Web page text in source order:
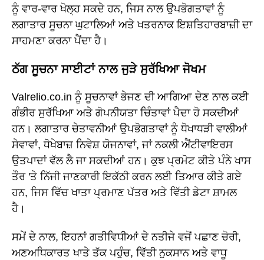
ਨੂੰ ਵਾਰ-ਵਾਰ ਖੋਲ੍ਹ ਸਕਦੇ ਹਨ, ਜਿਸ ਨਾਲ ਉਪਭੋਗਤਾਵਾਂ ਨੂੰ
ਲਗਾਤਾਰ ਸੂਚਨਾ ਘੁਟਾਲਿਆਂ ਅਤੇ ਖਤਰਨਾਕ ਇਸ਼ਤਿਹਾਰਬਾਜ਼ੀ ਦਾ
ਸਾਹਮਣਾ ਕਰਨਾ ਪੈਂਦਾ ਹੈ।
ਠੱਗ ਸੂਚਨਾ ਸਾਈਟਾਂ ਨਾਲ ਜੁੜੇ ਸੁਰੱਖਿਆ ਜੋਖਮ
Valrelio.co.in ਨੂੰ ਸੂਚਨਾਵਾਂ ਭੇਜਣ ਦੀ ਆਗਿਆ ਦੇਣ ਨਾਲ ਕਈ
ਗੰਭੀਰ ਸੁਰੱਖਿਆ ਅਤੇ ਗੋਪਨੀਯਤਾ ਚਿੰਤਾਵਾਂ ਪੈਦਾ ਹੋ ਸਕਦੀਆਂ
ਹਨ। ਲਗਾਤਾਰ ਚੇਤਾਵਨੀਆਂ ਉਪਭੋਗਤਾਵਾਂ ਨੂੰ ਧੋਖਾਧੜੀ ਵਾਲੀਆਂ
ਸੇਵਾਵਾਂ, ਧੋਖੇਬਾਜ਼ ਨਿਵੇਸ਼ ਯੋਜਨਾਵਾਂ, ਜਾਂ ਨਕਲੀ ਐਂਟੀਵਾਇਰਸ
ਉਤਪਾਦਾਂ ਵੱਲ ਲੈ ਜਾ ਸਕਦੀਆਂ ਹਨ। ਕੁਝ ਪ੍ਰਮੋਟ ਕੀਤੇ ਪੰਨੇ ਖਾਸ
ਤੌਰ 'ਤੇ ਨਿੱਜੀ ਜਾਣਕਾਰੀ ਇਕੱਠੀ ਕਰਨ ਲਈ ਤਿਆਰ ਕੀਤੇ ਗਏ
ਹਨ, ਜਿਸ ਵਿੱਚ ਖਾਤਾ ਪ੍ਰਮਾਣ ਪੱਤਰ ਅਤੇ ਵਿੱਤੀ ਡੇਟਾ ਸ਼ਾਮਲ
ਹੈ।
ਸਮੇਂ ਦੇ ਨਾਲ, ਇਹਨਾਂ ਗਤੀਵਿਧੀਆਂ ਦੇ ਨਤੀਜੇ ਵਜੋਂ ਪਛਾਣ ਚੋਰੀ,
ਅਣਅਧਿਕਾਰਤ ਖਾਤੇ ਤੱਕ ਪਹੁੰਚ, ਵਿੱਤੀ ਨੁਕਸਾਨ ਅਤੇ ਵਾਧੂ